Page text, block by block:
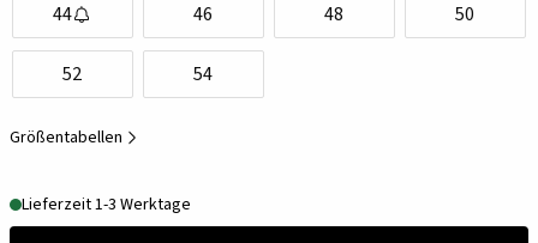
44 46 48 50
52 54
Größentabellen
Lieferzeit 1-3 Werktage